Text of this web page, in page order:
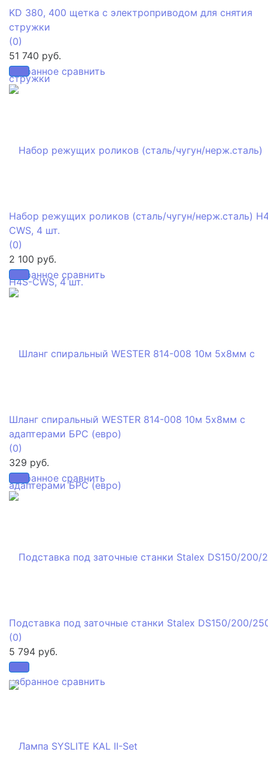
избранное сравнить
KD 380, 400 щетка с электроприводом для снятия
стружки
(0)
51 740 руб.
избранное сравнить
Набор режущих роликов (сталь/чугун/нерж.сталь)
CWS, 4 шт.
(0)
2 100 руб.
избранное сравнить
Шланг спиральный WESTER 814-008 10м 5х8мм с
адаптерами БРС (евро)
(0)
329 руб.
избранное сравнить
Подставка под заточные станки Stalex DS150/200/
(0)
5 794 руб.